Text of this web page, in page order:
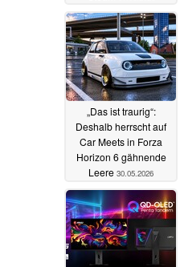
„Das ist traurig“:
Deshalb herrscht auf
Car Meets in Forza
Horizon 6 gähnende
Leere 30.05.2026